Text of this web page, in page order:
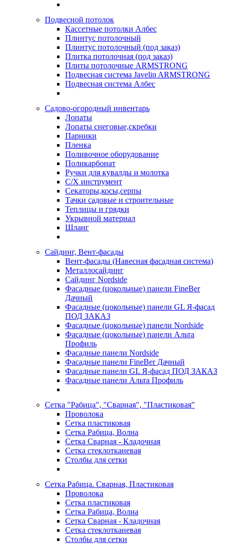
Подвесной потолок
Кассетные потолки Албес
Плинтус потолочный
Плинтус потолочный (под заказ)
Плитка потолочная (под заказ)
Плиты потолочные ARMSTRONG
Подвесная система Javelin ARMSTRONG
Подвесная система Албес
Садово-огородный инвентарь
Лопаты
Лопаты снеговые,скребки
Парники
Пленка
Поливочное оборудование
Поликарбонат
Ручки для кувалды и молотка
С/Х инструмент
Секаторы,косы,серпы
Тачки садовые и строительные
Теплицы и грядки
Укрывной материал
Шланг
Сайдинг, Вент-фасады
Вент-фасады (Навесная фасадная система)
Металлосайдинг
Сайдинг Nordside
Фасадные (цокольные) панели FineBer
Дачный
Фасадные (цокольные) панели GL Я-фасад
ПОД ЗАКАЗ
Фасадные (цокольные) панели Nordside
Фасадные (цокольные) панели Альта
Профиль
Фасадные панели Nordside
Фасадные панели FineBer Дачный
Фасадные панели GL Я-фасад ПОД ЗАКАЗ
Фасадные панели Альта Профиль
Сетка "Рабица", "Сварная", "Пластиковая"
Проволока
Сетка пластиковая
Сетка Рабица, Волна
Сетка Сварная - Кладочная
Сетка стеклотканевая
Столбы для сетки
Сетка Рабица. Сварная, Пластиковая
Проволока
Сетка пластиковая
Сетка Рабица, Волна
Сетка Сварная - Кладочная
Сетка стеклотканевая
Столбы для сетки